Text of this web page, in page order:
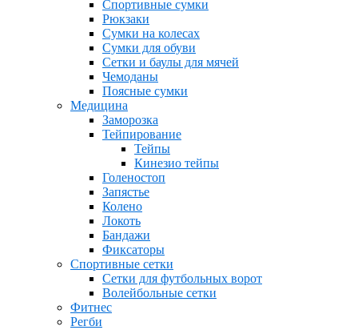
Спортивные сумки
Рюкзаки
Сумки на колесах
Сумки для обуви
Сетки и баулы для мячей
Чемоданы
Поясные сумки
Медицина
Заморозка
Тейпирование
Тейпы
Кинезио тейпы
Голеностоп
Запястье
Колено
Локоть
Бандажи
Фиксаторы
Спортивные сетки
Сетки для футбольных ворот
Волейбольные сетки
Фитнес
Регби